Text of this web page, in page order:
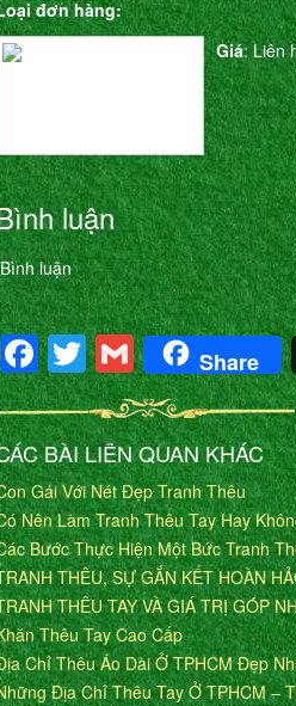
đơn hàng:
Giá: Liên
luận
luận
Facebook
Twitter
Gmail
Share
BÀI LIÊN QUAN KHÁC
Gái Với Nét Đẹp Tranh Thêu
Nên Làm Tranh Thêu Tay Hay
Bước Thực Hiện Một Bức Tranh
THÊU, SỰ GẮN KẾT HOÀN
THÊU TAY VÀ GIÁ TRỊ GÓP
Thêu Tay Cao Cấp
Chỉ Thêu Áo Dài Ở TPHCM Đẹp
Địa Chỉ Thêu Tay Ở TPHCM –